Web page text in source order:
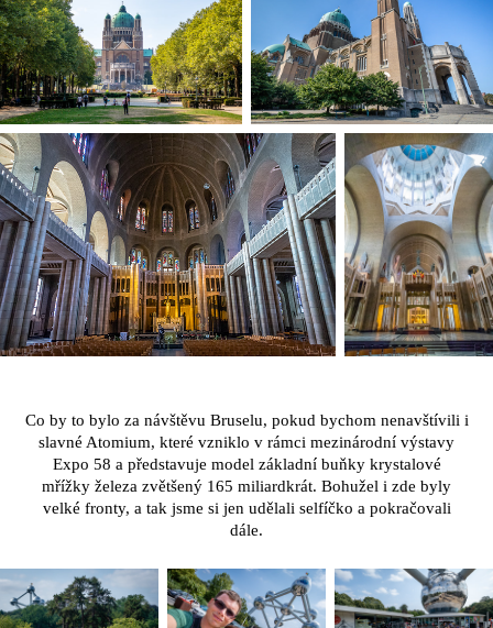
Co by to bylo za návštěvu Bruselu, pokud bychom nenavštívili i
slavné Atomium, které vzniklo v rámci mezinárodní výstavy
Expo 58 a představuje model základní buňky krystalové
mřížky železa zvětšený 165 miliardkrát. Bohužel i zde byly
velké fronty, a tak jsme si jen udělali selfíčko a pokračovali
dále.